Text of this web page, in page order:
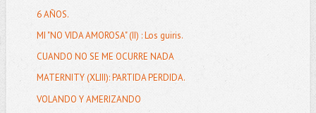
6 AÑOS.
MI "NO VIDA AMOROSA" (II) : Los guiris.
CUANDO NO SE ME OCURRE NADA
MATERNITY (XLIII): PARTIDA PERDIDA.
VOLANDO Y AMERIZANDO